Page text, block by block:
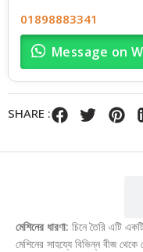
01898883341
Message on
SHARE :
মেশিনের ধারণা: চিনে তৈরি এটি
মেশিনের সাহয্যে বিভিন্ন বীজ থেকে